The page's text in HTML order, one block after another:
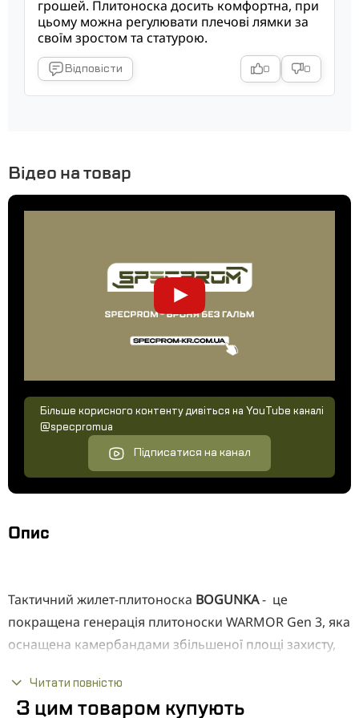
грошей. Плитоноска досить комфортна, при
цьому можна регулювати плечові лямки за
своїм зростом та статурою.
Відповісти 0 0
Відео на товар
Більше корисного контенту дивіться на YouTube каналі
@specpromua
Підписатися на канал
Опис
Тактичний жилет-плитоноска BOGUNKA- це
покращена генерація плитоноски WARMOR Gen 3, яка
оснащена камербандами збільшеної площі захисту,
під шолом. Плитоноска оснащена посиленою
системою Laser Cut MOLLE по всьому периметру і 4-
Читати повністю
З цим товаром купують